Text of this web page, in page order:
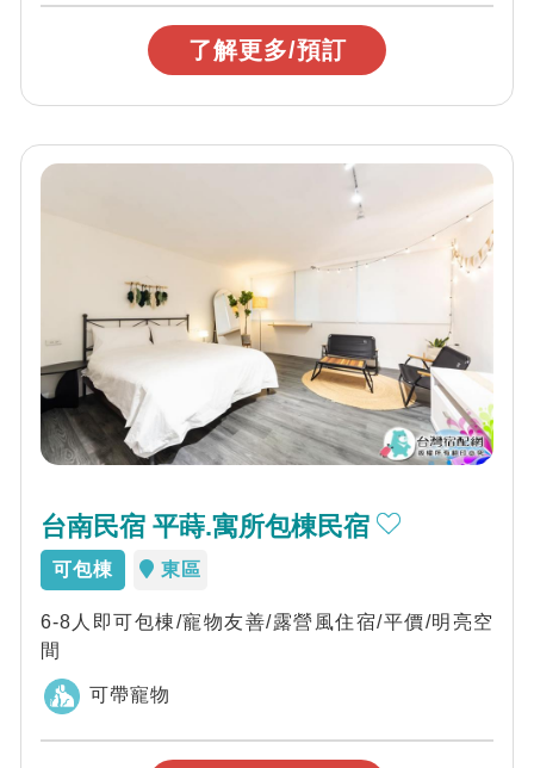
了解更多/預訂
台南民宿 平蒔.寓所包棟民宿
可包棟 東區
6-8人即可包棟/寵物友善/露營風住宿/平價/明亮空
間
可帶寵物